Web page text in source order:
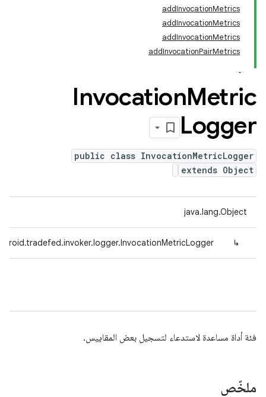
addInvocationMetrics
addInvocationMetrics
addInvocationMetrics
addInvocationPairMetrics
InvocationMetric
Logger
public class InvocationMetricLogger
extends Object
java.lang.Object
↳
فئة أداة مساعدة لاستدعاء لتسجيل بعض المقاييس.
ملخّص